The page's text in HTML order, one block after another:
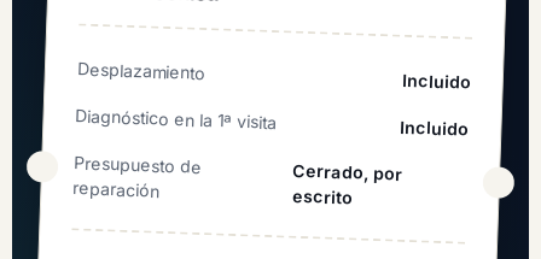
Desplazamiento Incluido
Diagnóstico en la 1ª visita Incluido
Presupuesto de
reparación
Cerrado, por
escrito